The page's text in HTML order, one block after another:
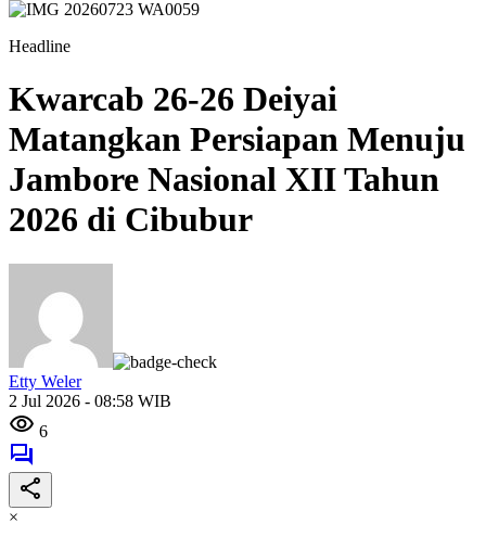
Headline
Kwarcab 26-26 Deiyai
Matangkan Persiapan Menuju
Jambore Nasional XII Tahun
2026 di Cibubur
Etty Weler
2 Jul 2026 - 08:58 WIB
6
×